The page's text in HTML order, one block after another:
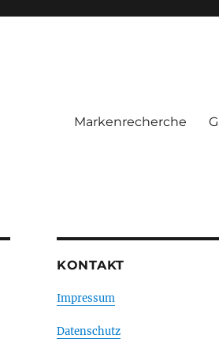
Markenrecherche
KONTAKT
Impressum
Datenschutz